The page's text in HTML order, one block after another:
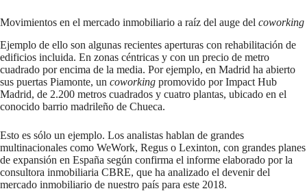
Movimientos en el mercado inmobiliario a raíz del auge del coworking
Ejemplo de ello son algunas recientes aperturas con rehabilitación de
edificios incluida. En zonas céntricas y con un precio de metro
cuadrado por encima de la media. Por ejemplo, en Madrid ha abierto
sus puertas Piamonte, un coworking promovido por Impact Hub
Madrid, de 2.200 metros cuadrados y cuatro plantas, ubicado en el
conocido barrio madrileño de Chueca.
Esto es sólo un ejemplo. Los analistas hablan de grandes
multinacionales como WeWork, Regus o Lexinton, con grandes planes
de expansión en España según confirma el informe elaborado por la
consultora inmobiliaria CBRE, que ha analizado el devenir del
mercado inmobiliario de nuestro país para este 2018.